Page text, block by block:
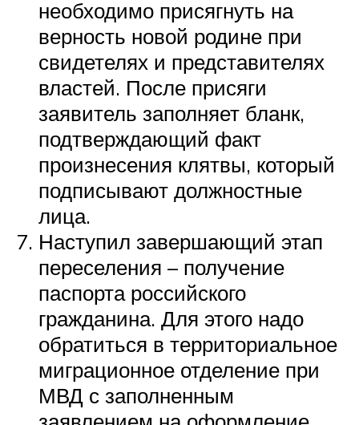
необходимо присягнуть на
верность новой родине при
свидетелях и представителях
властей. После присяги
заявитель заполняет бланк,
подтверждающий факт
произнесения клятвы, который
подписывают должностные
лица.
Наступил завершающий этап
переселения – получение
паспорта российского
гражданина. Для этого надо
обратиться в территориальное
миграционное отделение при
МВД с заполненным